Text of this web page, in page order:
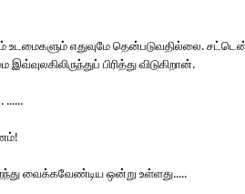
பிரித்து விடுகிறான்.
வைக்கவேண்டிய ஒன்று உள்ளது.....